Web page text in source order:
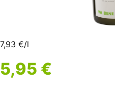
7,93 €/l
5,95 €